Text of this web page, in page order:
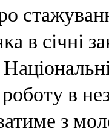
в січні
в
з